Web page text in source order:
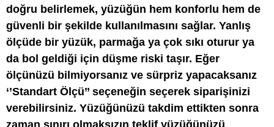
doğru belirlemek, yüzüğün hem konforlu hem de
güvenli bir şekilde kullanılmasını sağlar. Yanlış
ölçüde bir yüzük, parmağa ya çok sıkı oturur ya
da bol geldiği için düşme riski taşır. Eğer
ölçünüzü bilmiyorsanız ve sürpriz yapacaksanız
‘’Standart Ölçü’’ seçeneğin seçerek siparişinizi
verebilirsiniz. Yüzüğünüzü takdim ettikten sonra